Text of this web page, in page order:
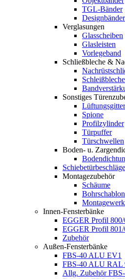
TGL-Bänder
Designbänder
Verglasungen
Glasscheiben
Glasleisten
Vorlegeband
Schließbleche &
Sonstiges
Lüftungsgitter
Spione
Profilzylinder
Türpuffer
Türschwellen
Boden- u.
Schiebetürbeschläge
Montagezubehör
Schäume
Innen-Fensterbänke
EGGER Profil
EGGER Profil
Zubehör
Außen-Fensterbänke
FBS-40 ALU EV1
FBS-40 ALU RAL
Allg. Zubehör